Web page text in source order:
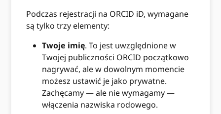
Podczas rejestracji na ORCID iD, wymagane
są tylko trzy elementy:
Twoje imię. To jest uwzględnione w
Twojej publiczności ORCID początkowo
nagrywać, ale w dowolnym momencie
możesz ustawić je jako prywatne.
Zachęcamy — ale nie wymagamy —
włączenia nazwiska rodowego.